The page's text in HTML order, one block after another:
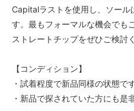
Capitalラストを使用し、ソー
す。最もフォーマルな機会でも
ストレートチップをぜひご検討
【コンディション】
・試着程度で新品同様の状態です
・新品で探されていた方にも是